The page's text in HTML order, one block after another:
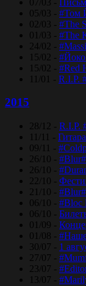
05/03 - #Том
02/03 - #The
01/03 - #The
24/02 -
15/02 -
15/02 - #Red
11/01 - R.I.P.
2015
28/12 - R.I.P.
11/11 -
09/11 -
26/10 -
26/10 -
22/10 -
21/10 -
06/10 - #Bloc
06/10 -
01/09 -
01/08 -
30/07 - 1
27/07 -
23/07 -
13/07 -